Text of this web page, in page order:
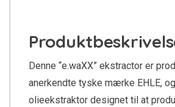
Denne “e.waXX” ekstractor er
anerkendte tyske mærke EHLE,
olieekstraktor designet til at